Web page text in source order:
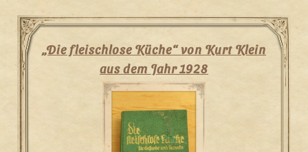
„Die fleischlose Küche“ von Kurt Klein
aus dem Jahr 1928